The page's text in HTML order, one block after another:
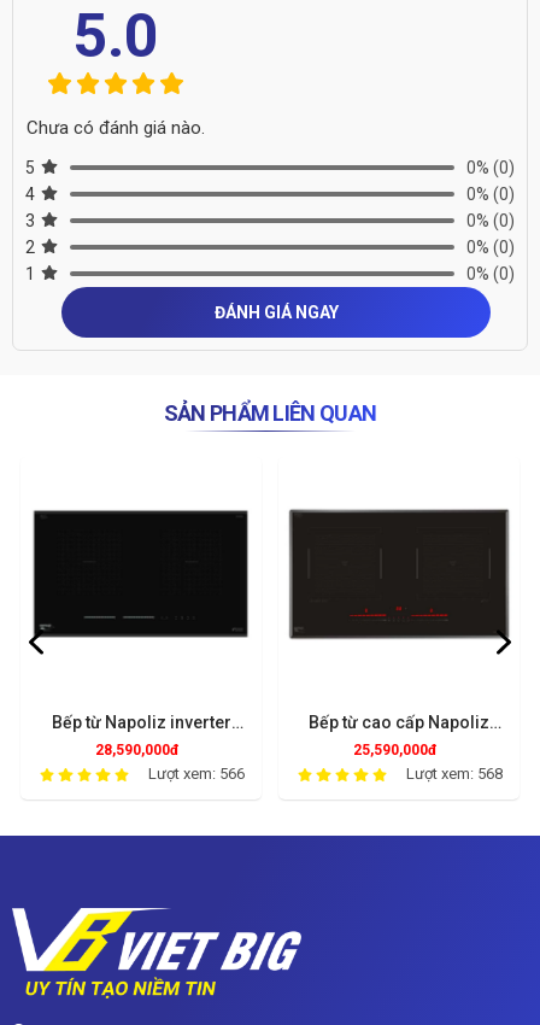
5.0
Chưa có đánh giá nào.
5 0% (0)
4
0% (0)
3
0% (0)
2
0% (0)
1
0% (0)
ĐÁNH GIÁ NGAY
SẢN PHẨM LIÊN QUAN
Bếp từ Napoliz inverter
ITC826EGO
28,590,000đ
Lượt xem: 566
Bếp từ cao cấp Napoliz
ITC866EGO
25,590,000đ
Lượt xem: 568